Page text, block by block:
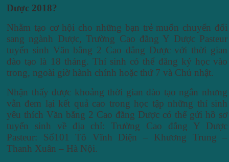
Dược 2018?
Nhằm tạo cơ hội cho những bạn trẻ muốn chuyển đổi
sang ngành Dược, Trường Cao đẳng Y Dược Pasteur
tuyển sinh Văn bằng 2 Cao đẳng Dược với thời gian
đào tạo là 18 tháng. Thí sinh có thể đăng ký học vào
trong, ngoài giờ hành chính hoặc thứ 7 và Chủ nhật.
Nhận thấy được khoảng thời gian đào tạo ngắn nhưng
vẫn đem lại kết quả cao trong học tập những thí sinh
yêu thích Văn bằng 2 Cao đẳng Dược có thể gửi hồ sơ
tuyển sinh về địa chỉ: Trường Cao đẳng Y Dược
Pasteur: Số101 Tô Vĩnh Diện – Khương Trung –
Thanh Xuân – Hà Nội.